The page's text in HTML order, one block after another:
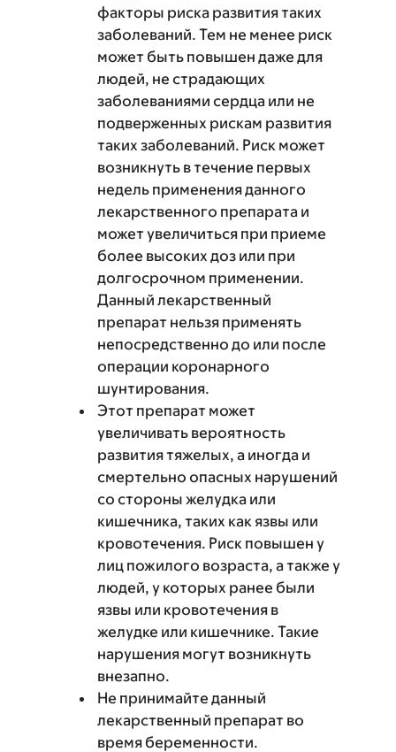
факторы риска развития таких
заболеваний. Тем не менее риск
может быть повышен даже для
людей, не страдающих
заболеваниями сердца или не
подверженных рискам развития
таких заболеваний. Риск может
возникнуть в течение первых
недель применения данного
лекарственного препарата и
может увеличиться при приеме
более высоких доз или при
долгосрочном применении.
Данный лекарственный
препарат нельзя применять
непосредственно до или после
операции коронарного
шунтирования.
Этот препарат может
увеличивать вероятность
развития тяжелых, а иногда и
смертельно опасных нарушений
со стороны желудка или
кишечника, таких как язвы или
кровотечения. Риск повышен у
лиц пожилого возраста, а также у
людей, у которых ранее были
язвы или кровотечения в
желудке или кишечнике. Такие
нарушения могут возникнуть
внезапно.
Не принимайте данный
лекарственный препарат во
время беременности.